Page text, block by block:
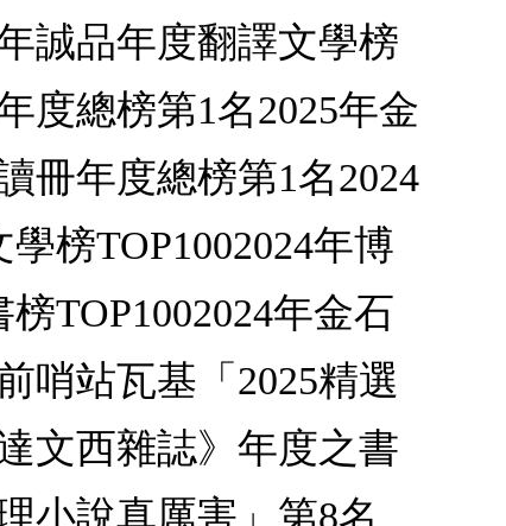
誠品年度翻譯文學榜
度總榜第1名2025年金
冊年度總榜第1名2024
榜TOP1002024年博
TOP1002024年金石
哨站瓦基「2025精選
文西雜誌》年度之書
小說真厲害」第8名